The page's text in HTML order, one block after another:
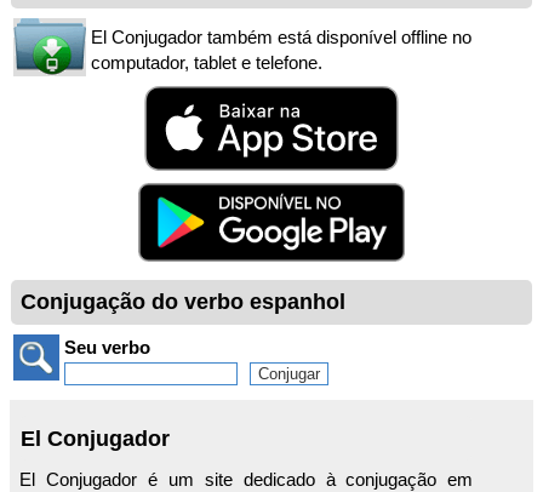
El Conjugador também está disponível offline no
computador, tablet e telefone.
Conjugação do verbo espanhol
Seu verbo
El Conjugador
El Conjugador é um site dedicado à conjugação em